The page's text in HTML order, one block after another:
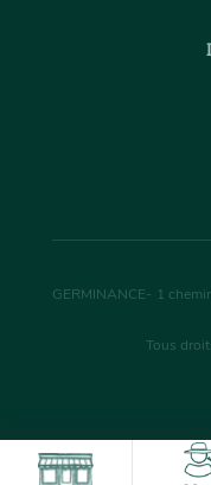
GERMINANCE- 1
Tous